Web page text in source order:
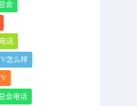
会
话
怎么样
会电话